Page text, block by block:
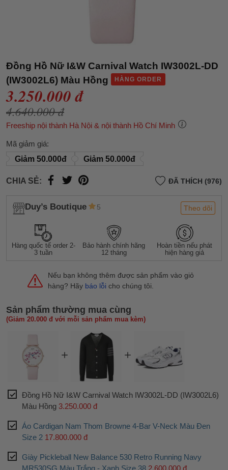
Đồng Hồ Nữ I&W Carnival Watch IW3002L-DD
(IW3002L6) Màu Hồng
HÀNG ORDER
3.250.000 đ
4.640.000 đ
Freeship nội thành Hà Nội & nội thành Hồ Chí Minh
Mã giảm giá:
Giảm 50.000đ
Giảm 50.000đ
CHIA SẺ: ĐÃ THÍCH (976)
Duy’s Boutique 5 Theo dõi
Hàng quốc tế order 2-
3 tuần
Bảo hành chính hãng
12 tháng
Hoàn tiền nếu phát
hiện hàng giả
Nếu bạn không thêm được sản phẩm vào giỏ
hàng? Hãy báo lỗi cho chúng tôi.
Sản phẩm thường mua cùng
(Giảm 20.000 đ với mỗi sản phẩm mua kèm)
Đồng Hồ Nữ I&W Carnival Watch IW3002L-DD (IW3002L6)
Màu Hồng 3.250.000 đ
Áo Cardigan Nam Thom Browne 4-Bar V-Neck Màu Đen
Size 2 17.800.000 đ
Giày Pickleball New Balance 530 Retro Running Navy
MR530SG Màu Trắng - Xanh Size 38 2.600.000 đ